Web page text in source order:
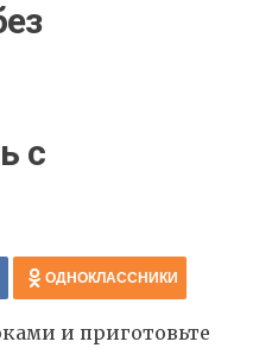
с
ОДНОКЛАССНИКИ
и приготовьте